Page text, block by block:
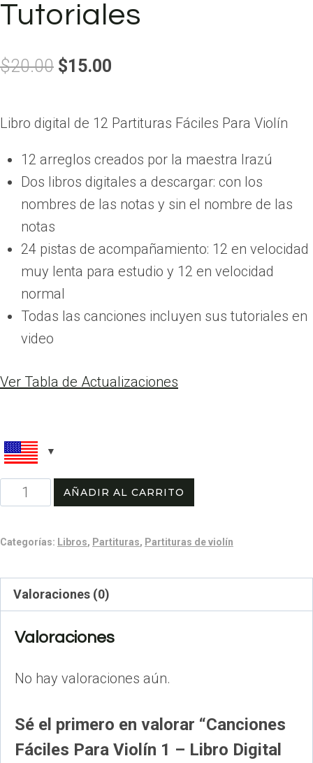
Tutoriales
$20.00 El
original
era:
$20.00.
$15.00
actual
es:
$15.00.
Libro digital de 12 Partituras Fáciles Para Violín
12 arreglos creados por la maestra Irazú
Dos libros digitales a descargar: con los
nombres de las notas y sin el nombre de las
notas
24 pistas de acompañamiento: 12 en velocidad
muy lenta para estudio y 12 en velocidad
normal
Todas las canciones incluyen sus tutoriales en
video
Ver Tabla de Actualizaciones
Canciones
Fáciles
1
Digital
Acompañamientos
AÑADIR AL CARRITO
Categorías: Libros, Partituras, Partituras de violín
Valoraciones (0)
Valoraciones
No hay valoraciones aún.
Sé el primero en valorar “Canciones
Fáciles Para Violín 1 – Libro Digital